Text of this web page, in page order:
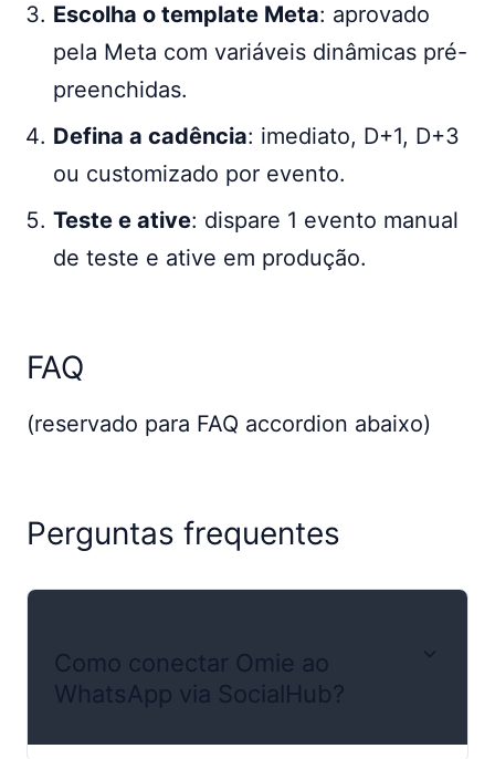
Escolha o template Meta: aprovado
pela Meta com variáveis dinâmicas pré-
preenchidas.
Defina a cadência: imediato, D+1, D+3
ou customizado por evento.
Teste e ative: dispare 1 evento manual
de teste e ative em produção.
FAQ
(reservado para FAQ accordion abaixo)
Perguntas frequentes
Como conectar Omie ao
WhatsApp via SocialHub?